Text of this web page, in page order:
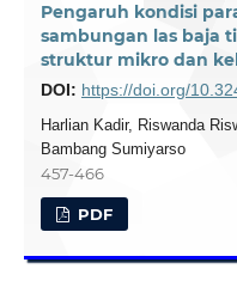
Pengaruh kondisi
sambungan las baja
struktur mikro dan
DOI: https://doi.org/
Harlian Kadir, Riswanda
Bambang Sumiyarso
457-466
PDF